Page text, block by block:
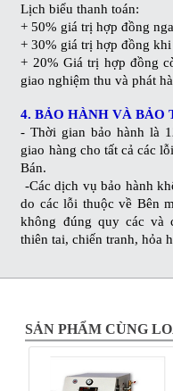
Lịch biểu thanh toán:
+ 50% giá trị hợp đồng
+ 30% giá trị hợp đồng
+ 20% Giá trị hợp đồng
giao nghiệm thu và phát
4. BẢO HÀNH VÀ BẢO
- Thời gian bảo hành là
giao hàng cho tất cả các
Bán.
-Các dịch vụ bảo hành
do các lỗi thuộc về Bên
không đúng quy các và
thiên tai, chiến tranh, hỏa
SẢN PHẨM CÙNG